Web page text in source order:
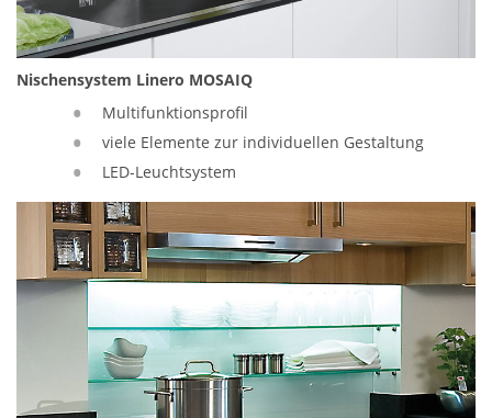
Nischensystem Linero MOSAIQ
Multifunktionsprofil
viele Elemente zur individuellen Gestaltung
LED‐Leuchtsystem